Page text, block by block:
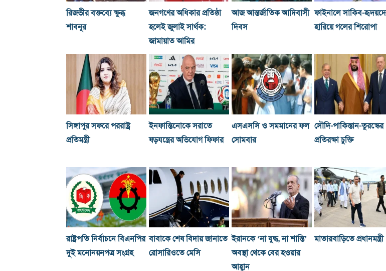
রিজভীর বক্তব্যে ক্ষুব্ধ
শাবনূর
জনগণের অধিকার প্রতিষ্ঠা
হলেই জুলাই সার্থক:
জামায়াত আমির
আজ আন্তর্জাতিক আদিবাসী
দিবস
ফাইনালে সাকিব-
হারিয়ে গলের শিরোপা
সিঙ্গাপুর সফরে পররাষ্ট্র
প্রতিমন্ত্রী
ইনফান্তিনোকে সরাতে
ষড়যন্ত্রের অভিযোগ ফিফার
এসএসসি ও সমমানের ফল
সোমবার
সৌদি-পাকিস্তান-তুরস্কের
প্রতিরক্ষা চুক্তি
রাষ্ট্রপতি নির্বাচনে বিএনপির
দুই মনোনয়নপত্র সংগ্রহ
বাবাকে শেষ বিদায় জানাতে
রোসারিওতে মেসি
ইরানকে ‘না যুদ্ধ, না শান্তি’
অবস্থা থেকে বের হওয়ার
আহ্বান
মাতারবাড়িতে প্রধানমন্ত্রী